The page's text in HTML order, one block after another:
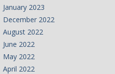
January 2023
December 2022
August 2022
June 2022
May 2022
April 2022